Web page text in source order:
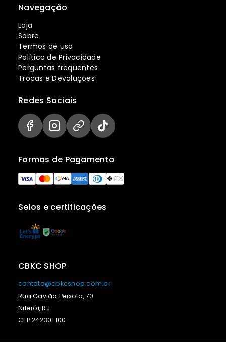
Navegação
Loja
Sobre
Termos de uso
Política de Privacidade
Perguntas frequentes
Trocas e Devoluções
Selos e certificações
Formas de Pagamento
Redes Sociais
CBKC SHOP
contato@cbkcshop.com.br
Rua Gavião Peixoto, 70
Niterói, RJ
CEP 24230-100